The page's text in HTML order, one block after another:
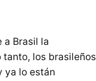
a Brasil la
tanto, los brasileños
ya lo están